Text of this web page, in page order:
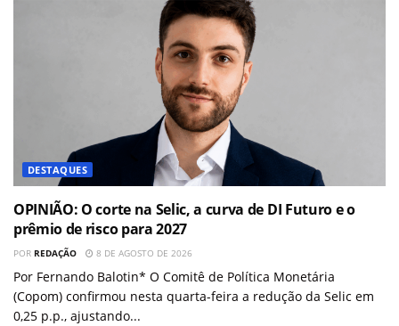
DESTAQUES
OPINIÃO: O corte na Selic, a curva de DI Futuro e o
prêmio de risco para 2027
POR REDAÇÃO 8 DE AGOSTO DE 2026
Por Fernando Balotin* O Comitê de Política Monetária
(Copom) confirmou nesta quarta-feira a redução da Selic em
0,25 p.p., ajustando...